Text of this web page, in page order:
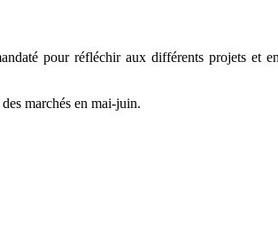
pour réfléchir aux différents projets et
marchés en mai-juin.